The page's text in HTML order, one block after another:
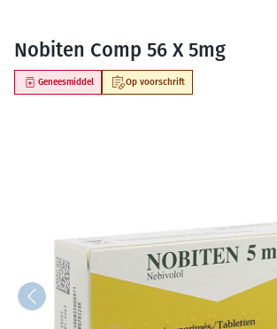
Nobiten Comp 56 X 5mg
Op voorschrift
Geneesmiddel